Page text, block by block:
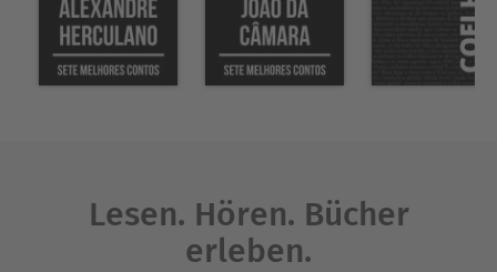
Lesen. Hören. Bücher
erleben.